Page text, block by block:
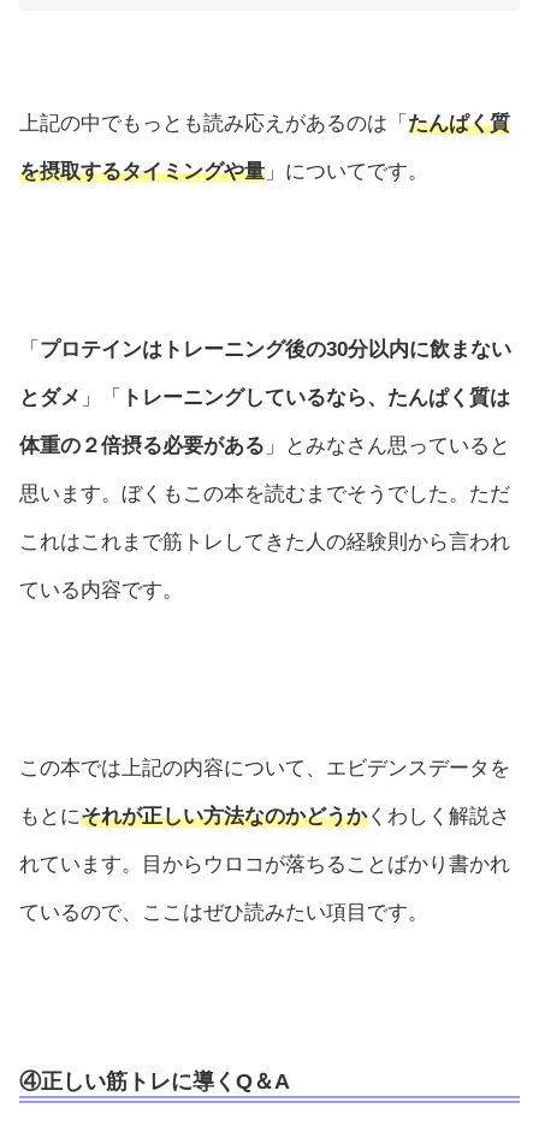
上記の中でもっとも読み応えがあるのは「 たんぱく質
を摂取するタイミングや量 」についてです。
「 プロテインはトレーニング後の30分以内に飲まない
とダメ 」「 トレーニングしているなら、たんぱく質は
体重の２倍摂る必要がある 」とみなさん思っていると
思います。ぼくもこの本を読むまでそうでした。ただ
これはこれまで筋トレしてきた人の経験則から言われ
ている内容です。
この本では上記の内容について、エビデンスデータを
もとにそれが正しい方法なのかどうかくわしく解説さ
れています。目からウロコが落ちることばかり書かれ
ているので、ここはぜひ読みたい項目です。
④正しい筋トレに導くQ＆A